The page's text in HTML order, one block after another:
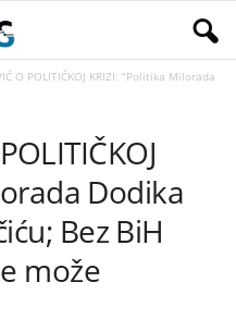
O POLITIČKOJ KRIZI: “Politika Milorada
Dodika
Bez BiH
može